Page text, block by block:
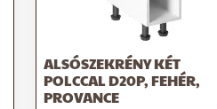
ALSÓSZEKRÉNY KÉT
POLCCAL D20P, FEHÉR,
PROVANCE